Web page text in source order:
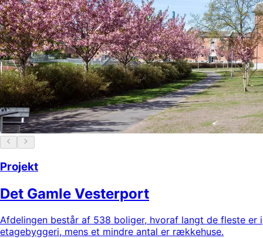
Projekt
Det Gamle Vesterport
Afdelingen består af 538 boliger, hvoraf langt de fleste er i
etagebyggeri, mens et mindre antal er rækkehuse.